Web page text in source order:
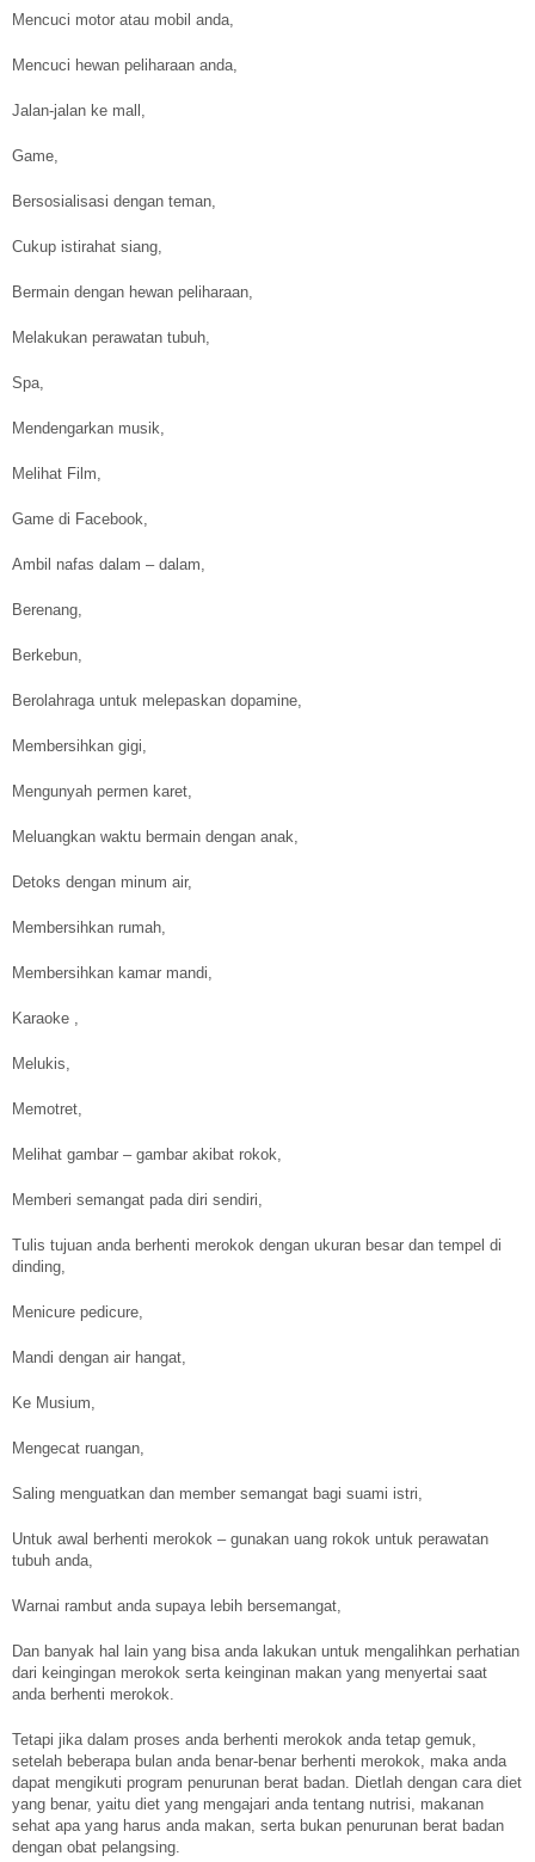
Mencuci motor atau mobil anda,
Mencuci hewan peliharaan anda,
Jalan-jalan ke mall,
Game,
Bersosialisasi dengan teman,
Cukup istirahat siang,
Bermain dengan hewan peliharaan,
Melakukan perawatan tubuh,
Spa,
Mendengarkan musik,
Melihat Film,
Game di Facebook,
Ambil nafas dalam – dalam,
Berenang,
Berkebun,
Berolahraga untuk melepaskan dopamine,
Membersihkan gigi,
Mengunyah permen karet,
Meluangkan waktu bermain dengan anak,
Detoks dengan minum air,
Membersihkan rumah,
Membersihkan kamar mandi,
Karaoke ,
Melukis,
Memotret,
Melihat gambar – gambar akibat rokok,
Memberi semangat pada diri sendiri,
Tulis tujuan anda berhenti merokok dengan ukuran besar dan tempel di
dinding,
Menicure pedicure,
Mandi dengan air hangat,
Ke Musium,
Mengecat ruangan,
Saling menguatkan dan member semangat bagi suami istri,
Untuk awal berhenti merokok – gunakan uang rokok untuk perawatan
tubuh anda,
Warnai rambut anda supaya lebih bersemangat,
Dan banyak hal lain yang bisa anda lakukan untuk mengalihkan perhatian
dari keingingan merokok serta keinginan makan yang menyertai saat
anda berhenti merokok.
Tetapi jika dalam proses anda berhenti merokok anda tetap gemuk,
setelah beberapa bulan anda benar-benar berhenti merokok, maka anda
dapat mengikuti program penurunan berat badan. Dietlah dengan cara diet
yang benar, yaitu diet yang mengajari anda tentang nutrisi, makanan
sehat apa yang harus anda makan, serta bukan penurunan berat badan
dengan obat pelangsing.